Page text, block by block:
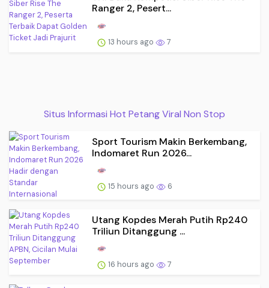
Ranger 2, Pesert...
13 hours ago 7
Situs Informasi Hot Petang Viral Non Stop
Sport Tourism Makin Berkembang,
Indomaret Run 2026...
15 hours ago 6
Utang Kopdes Merah Putih Rp240
Triliun Ditanggung ...
16 hours ago 7